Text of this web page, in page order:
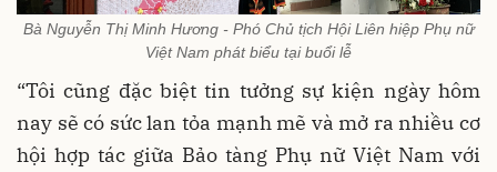
Bà Nguyễn Thị Minh Hương - Phó Chủ tịch Hội Liên hiệp Phụ nữ
Việt Nam phát biểu tại buổi lễ
“Tôi cũng đặc biệt tin tưởng sự kiện ngày hôm
nay sẽ có sức lan tỏa mạnh mẽ và mở ra nhiều cơ
hội hợp tác giữa Bảo tàng Phụ nữ Việt Nam với